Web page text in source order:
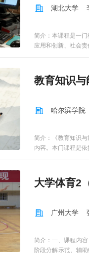
湖北大学
简介：本课程是一
应用和创新、社会
识和技术。
教育知识与
哈尔滨学院
简介：《教育知识
内容。本门课程是
础。2024年秋季学
大学体育2
广州大学
简介：一、课程内
阶段分解示范、辅